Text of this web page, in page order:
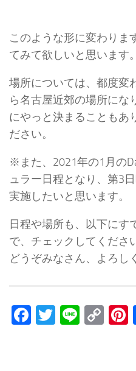
このような形に変わりま
てみて欲しいと思います。
場所については、都度変
ら名古屋近郊の場所にな
にやっと決まることもあ
ださい。
※また、2021年の1月の
ュラー日程となり、第3
実施したいと思います。
日程や場所も、以下にす
で、チェックしてくださ
どうぞみなさん、よろし
Facebook
Twitter
Line